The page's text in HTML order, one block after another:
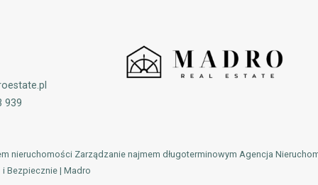
939
nieruchomości Zarządzanie najmem długoterminowym Agencja
Bezpiecznie | Madro